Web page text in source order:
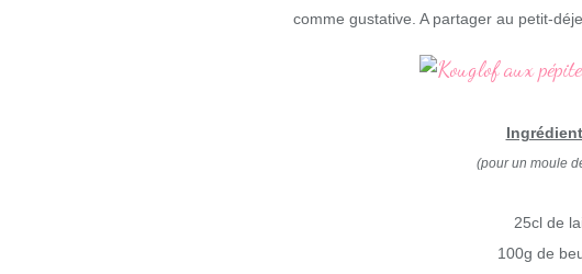
comme gustative. A partager au petit-
(pour un moule
25cl de
100g de